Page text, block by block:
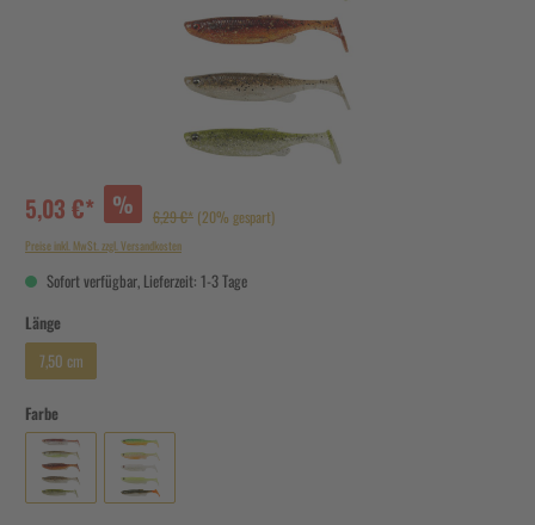
5,03 €* % 6,29 €* (20% gespart)
Preise inkl. MwSt. zzgl. Versandkosten
Sofort verfügbar, Lieferzeit: 1-3 Tage
Länge
7,50 cm
Farbe